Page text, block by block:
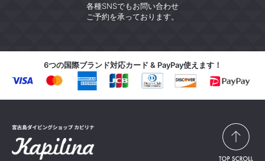
各種SNSでもお問い合わせ
ご予約を承っております。
6つの国際ブランド対応カード & PayPay使えます！